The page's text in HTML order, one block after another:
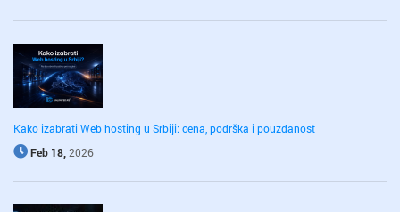
Kako izabrati Web hosting u Srbiji: cena, podrška i pouzdanost
Feb 18, 2026